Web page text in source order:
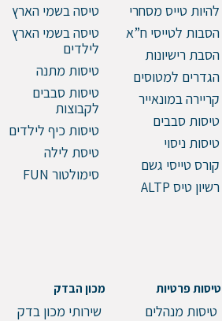
להיות טייס מסחרי
הסבות לטייסי ח”א
הסבת רישיונות
הגדרים למטוסים
קריירה במונאייר
טיסות סבבים
טיסות ניסוי
קורס טייסי גשם
רשיון טיס ALTP
טיסה בשמי הארץ
טיסה בשמי הארץ
לילדים
טיסות מתנה
טיסות סבבים
לקבוצות
טיסות כיף לילדים
טיסת לילה
סימולטור FUN
טיסות פרטיות
טיסות מנהלים
מכון הבדק
שירותי מכון בדק